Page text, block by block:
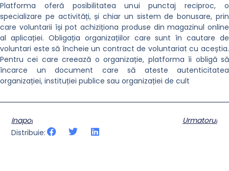
Platforma oferă posibilitatea unui punctaj reciproc, o
specializare pe activități, și chiar un sistem de bonusare, prin
care voluntarii își pot achiziționa produse din magazinul online
al aplicației. Obligația organizațiilor care sunt în cautare de
voluntari este să încheie un contract de voluntariat cu aceștia.
Pentru cei care creează o organizație, platforma îi obligă să
încarce un document care să ateste autenticitatea
organizației, instituției publice sau organizației de cult
Inapoi
Urmatorul
Distribuie: